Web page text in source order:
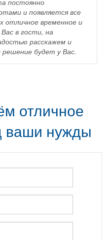
и появляется все
отличное временное и
в гости, на
расскажем и
будет у Вас.
отличное
ваши нужды